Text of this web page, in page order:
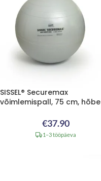
SISSEL® Securemax
võimlemispall, 75 cm, hõbe
€37.90
1–3 tööpäeva